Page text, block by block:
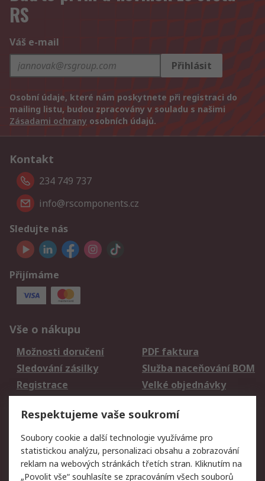
RS
Váš e-mail
Přihlásit
Osobní údaje, které nám poskytnete při registraci do
mailing listu, budou zpracovány v souladu s našimi
Zásadami ochrany osobních údajů.
Kontakt
234 749 737
info@rscomponents.cz
Sledujte nás
Přijímáme
Vše o nákupu
Možnosti doručení
PDF faktura
Sledování zásilky
Služba naceňování BOM
Registrace
Velké objednávky
Právní
Autorská práva
Obchodní podmínky
společnosti RS
Respektujeme vaše soukromí
Soubory cookie a další technologie využíváme pro
statistickou analýzu, personalizaci obsahu a zobrazování
reklam na webových stránkách třetích stran. Kliknutím na
„Povolit vše“ souhlasíte se zpracováním všech souborů